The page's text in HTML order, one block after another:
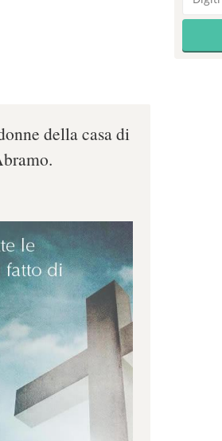
della casa di